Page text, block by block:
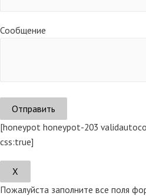
Сообщение
[honeypot honeypot-203
css:true]
Х
Пожалуйста заполните все поля